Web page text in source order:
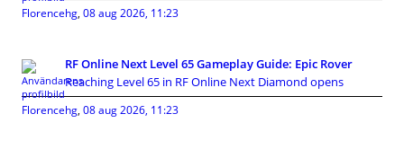
Florencehg, 08 aug 2026, 11:23
RF Online Next Level 65 Gameplay Guide: Epic Rover
Reaching Level 65 in RF Online Next Diamond opens
Florencehg, 08 aug 2026, 11:23